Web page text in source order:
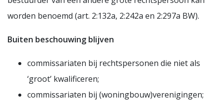
worden benoemd (art. 2:132a, 2:242a en 2:297a BW).
Buiten beschouwing blijven
commissariaten bij rechtspersonen die niet als
‘groot’ kwalificeren;
commissariaten bij (woningbouw)verenigingen;